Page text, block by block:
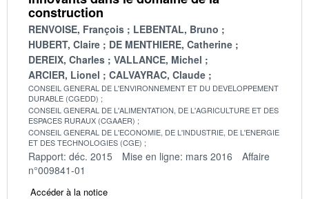
construction
RENVOISE, François
LEBENTAL, Bruno
HUBERT, Claire
DE MENTHIERE, Catherine
DEREIX, Charles
VALLANCE, Michel
ARCIER, Lionel
CALVAYRAC, Claude
CONSEIL GENERAL DE L'ENVIRONNEMENT ET DU DEVELOPPEMENT
DURABLE (CGEDD)
CONSEIL GENERAL DE L'ALIMENTATION, DE L'AGRICULTURE ET DES
ESPACES RURAUX (CGAAER)
CONSEIL GENERAL DE L'ECONOMIE, DE L'INDUSTRIE, DE L'ENERGIE
ET DES TECHNOLOGIES (CGE)
Rapport: déc. 2015 Mise en ligne: mars 2016
Affaire
n°009841-01
Accéder à la notice